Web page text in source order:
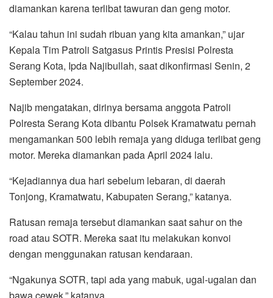
diamankan karena terlibat tawuran dan geng motor.
“Kalau tahun ini sudah ribuan yang kita amankan,” ujar
Kepala Tim Patroli Satgasus Printis Presisi Polresta
Serang Kota, Ipda Najibullah, saat dikonfirmasi Senin, 2
September 2024.
Najib mengatakan, dirinya bersama anggota Patroli
Polresta Serang Kota dibantu Polsek Kramatwatu pernah
mengamankan 500 lebih remaja yang diduga terlibat geng
motor. Mereka diamankan pada April 2024 lalu.
“Kejadiannya dua hari sebelum lebaran, di daerah
Tonjong, Kramatwatu, Kabupaten Serang,” katanya.
Ratusan remaja tersebut diamankan saat sahur on the
road atau SOTR. Mereka saat itu melakukan konvoi
dengan menggunakan ratusan kendaraan.
“Ngakunya SOTR, tapi ada yang mabuk, ugal-ugalan dan
bawa cewek,” katanya.